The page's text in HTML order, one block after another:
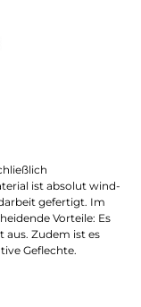
ist absolut wind-
gefertigt. Im
Vorteile: Es
aus. Zudem ist es
Geflechte.